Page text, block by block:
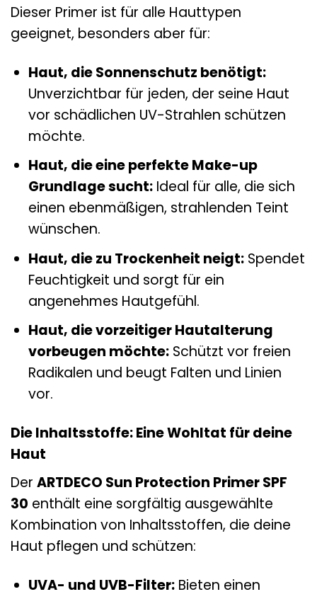
Dieser Primer ist für alle Hauttypen
geeignet, besonders aber für:
Haut, die Sonnenschutz benötigt:
Unverzichtbar für jeden, der seine Haut
vor schädlichen UV-Strahlen schützen
möchte.
Haut, die eine perfekte Make-up
Grundlage sucht:Ideal für alle, die sich
einen ebenmäßigen, strahlenden Teint
wünschen.
Haut, die zu Trockenheit neigt:Spendet
Feuchtigkeit und sorgt für ein
angenehmes Hautgefühl.
Haut, die vorzeitiger Hautalterung
vorbeugen möchte:Schützt vor freien
Radikalen und beugt Falten und Linien
vor.
Die Inhaltsstoffe: Eine Wohltat für deine
Haut
Der ARTDECO Sun Protection Primer SPF
30 enthält eine sorgfältig ausgewählte
Kombination von Inhaltsstoffen, die deine
Haut pflegen und schützen:
UVA- und UVB-Filter:Bieten einen